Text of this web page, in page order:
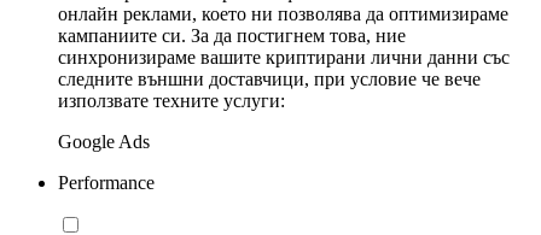
онлайн реклами, което ни позволява да оптимизираме
кампаниите си. За да постигнем това, ние
синхронизираме вашите криптирани лични данни със
следните външни доставчици, при условие че вече
използвате техните услуги:
Google Ads
Performance